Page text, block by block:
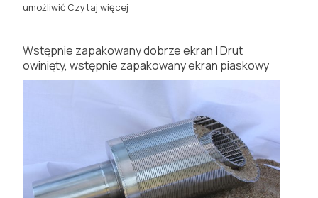
umożliwić Czytaj więcej
Wstępnie zapakowany dobrze ekran | Drut
owinięty, wstępnie zapakowany ekran piaskowy